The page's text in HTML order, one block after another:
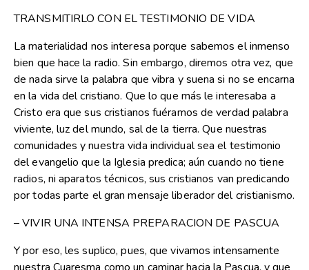
TRANSMITIRLO CON EL TESTIMONIO DE VIDA
La materialidad nos interesa porque sabemos el inmenso
bien que hace la radio. Sin embargo, diremos otra vez, que
de nada sirve la palabra que vibra y suena si no se encarna
en la vida del cristiano. Que lo que más le interesaba a
Cristo era que sus cristianos fuéramos de verdad palabra
viviente, luz del mundo, sal de la tierra. Que nuestras
comunidades y nuestra vida individual sea el testimonio
del evangelio que la Iglesia predica; aún cuando no tiene
radios, ni aparatos técnicos, sus cristianos van predicando
por todas parte el gran mensaje liberador del cristianismo.
– VIVIR UNA INTENSA PREPARACION DE PASCUA
Y por eso, les suplico, pues, que vivamos intensamente